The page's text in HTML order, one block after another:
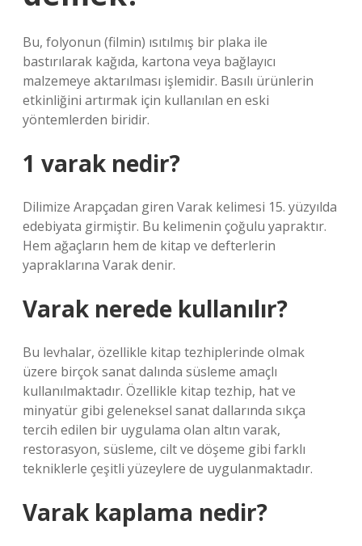
Bu, folyonun (filmin) ısıtılmış bir plaka ile
bastırılarak kağıda, kartona veya bağlayıcı
malzemeye aktarılması işlemidir. Basılı ürünlerin
etkinliğini artırmak için kullanılan en eski
yöntemlerden biridir.
1 varak nedir?
Dilimize Arapçadan giren Varak kelimesi 15. yüzyılda
edebiyata girmiştir. Bu kelimenin çoğulu yapraktır.
Hem ağaçların hem de kitap ve defterlerin
yapraklarına Varak denir.
Varak nerede kullanılır?
Bu levhalar, özellikle kitap tezhiplerinde olmak
üzere birçok sanat dalında süsleme amaçlı
kullanılmaktadır. Özellikle kitap tezhip, hat ve
minyatür gibi geleneksel sanat dallarında sıkça
tercih edilen bir uygulama olan altın varak,
restorasyon, süsleme, cilt ve döşeme gibi farklı
tekniklerle çeşitli yüzeylere de uygulanmaktadır.
Varak kaplama nedir?